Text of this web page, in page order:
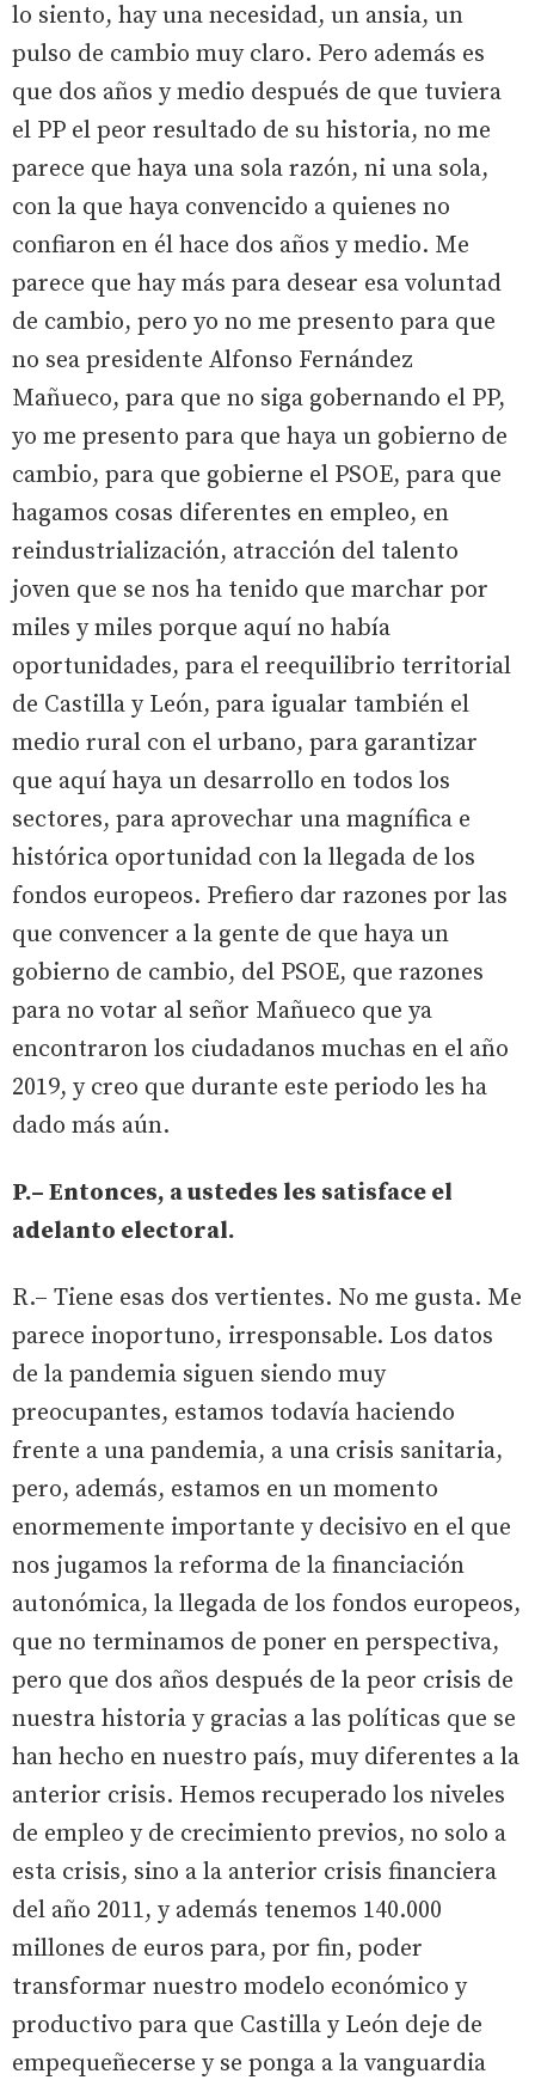
lo siento, hay una necesidad, un ansia, un
pulso de cambio muy claro. Pero además es
que dos años y medio después de que tuviera
el PP el peor resultado de su historia, no me
parece que haya una sola razón, ni una sola,
con la que haya convencido a quienes no
confiaron en él hace dos años y medio. Me
parece que hay más para desear esa voluntad
de cambio, pero yo no me presento para que
no sea presidente Alfonso Fernández
Mañueco, para que no siga gobernando el PP,
yo me presento para que haya un gobierno de
cambio, para que gobierne el PSOE, para que
hagamos cosas diferentes en empleo, en
reindustrialización, atracción del talento
joven que se nos ha tenido que marchar por
miles y miles porque aquí no había
oportunidades, para el reequilibrio territorial
de Castilla y León, para igualar también el
medio rural con el urbano, para garantizar
que aquí haya un desarrollo en todos los
sectores, para aprovechar una magnífica e
histórica oportunidad con la llegada de los
fondos europeos. Prefiero dar razones por las
que convencer a la gente de que haya un
gobierno de cambio, del PSOE, que razones
para no votar al señor Mañueco que ya
encontraron los ciudadanos muchas en el año
2019, y creo que durante este periodo les ha
dado más aún.
P.– Entonces, a ustedes les satisface el
adelanto electoral.
R.– Tiene esas dos vertientes. No me gusta. Me
parece inoportuno, irresponsable. Los datos
de la pandemia siguen siendo muy
preocupantes, estamos todavía haciendo
frente a una pandemia, a una crisis sanitaria,
pero, además, estamos en un momento
enormemente importante y decisivo en el que
nos jugamos la reforma de la financiación
autonómica, la llegada de los fondos europeos,
que no terminamos de poner en perspectiva,
pero que dos años después de la peor crisis de
nuestra historia y gracias a las políticas que se
han hecho en nuestro país, muy diferentes a la
anterior crisis. Hemos recuperado los niveles
de empleo y de crecimiento previos, no solo a
esta crisis, sino a la anterior crisis financiera
del año 2011, y además tenemos 140.000
millones de euros para, por fin, poder
transformar nuestro modelo económico y
productivo para que Castilla y León deje de
empequeñecerse y se ponga a la vanguardia